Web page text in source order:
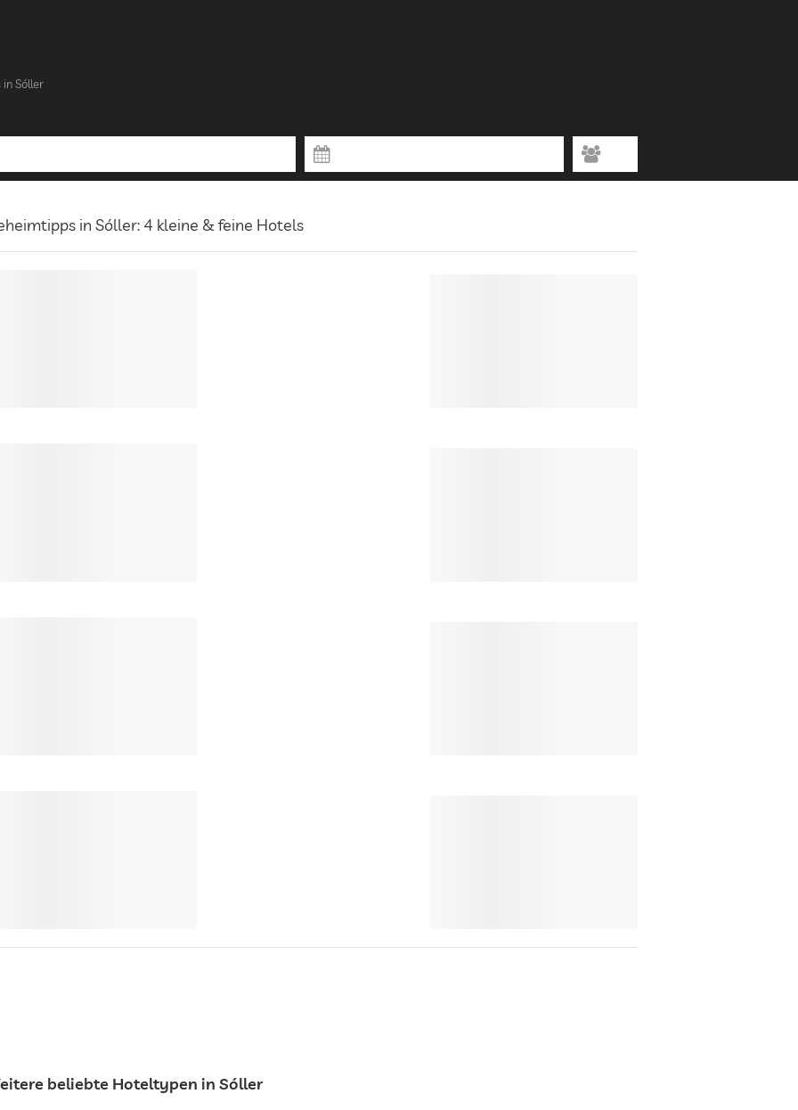
in Sóller
in Sóller: 4 kleine & feine Hotels
beliebte Hoteltypen in Sóller